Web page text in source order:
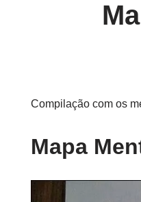
Compilação com os
Mapa